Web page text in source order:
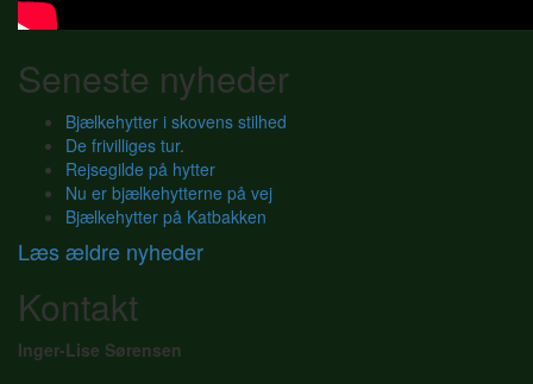
Seneste nyheder
Bjælkehytter i skovens stilhed
De frivilliges tur.
Rejsegilde på hytter
Nu er bjælkehytterne på vej
Bjælkehytter på Katbakken
Læs ældre nyheder
Kontakt
Inger-Lise Sørensen